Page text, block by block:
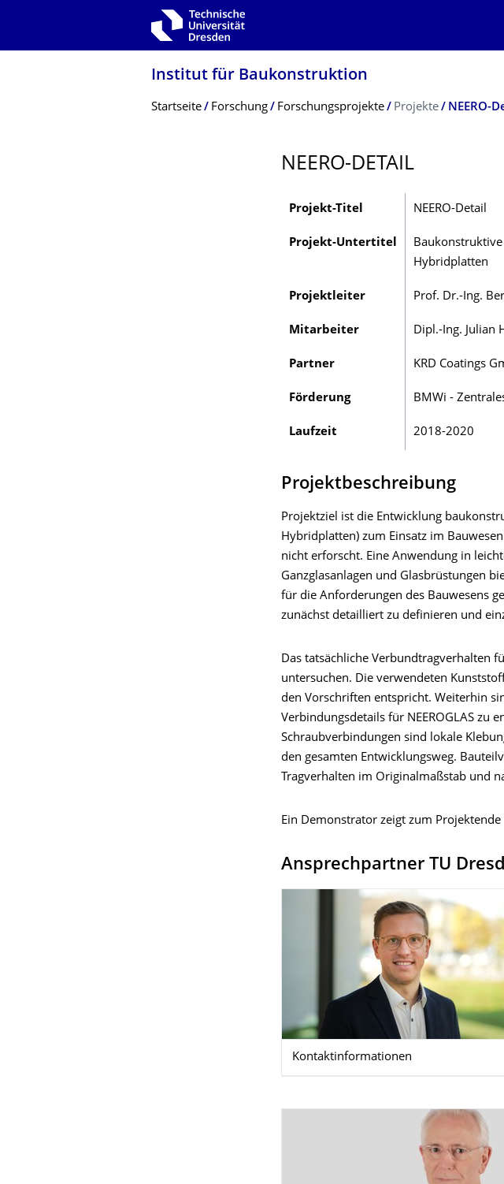
Zur Hauptnavigation springen
Institut für Baukonstruktion
Breadcrumb-Menü
Startseite Forschung Forschungsprojekte Projekte NEERO-
NEERO-DETAIL
Projekt-Titel NEERO-Detail
Projekt-Untertitel
Hybridplatten
Projektleiter Prof. Dr.-Ing.
Mitarbeiter Dipl.-Ing. Julian
Partner KRD Coatings
Förderung BMWi -
Laufzeit 2018-2020
Projektbeschreibung
Projektziel ist die Entwicklung
Hybridplatten) zum Einsatz im
nicht erforscht. Eine Anwendung in
Ganzglasanlagen und Glasbrüstungen
für die Anforderungen des Bauwesens
zunächst detailliert zu definieren und
Das tatsächliche Verbundtragverhalten
untersuchen. Die verwendeten
den Vorschriften entspricht. Weiterhin
Verbindungsdetails für NEEROGLAS zu
Schraubverbindungen sind lokale
den gesamten Entwicklungsweg.
Tragverhalten im Originalmaßstab und
Ein Demonstrator zeigt zum
Ansprechpartner TU
Kontaktinformationen